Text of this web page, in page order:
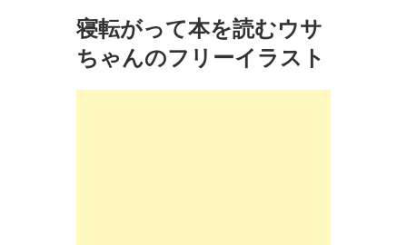
寝転がって本を読むウサ
ちゃんのフリーイラスト